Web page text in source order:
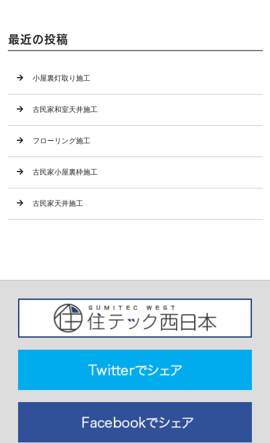
最近の投稿
小屋裏灯取り施工
古民家和室天井施工
フローリング施工
古民家小屋裏枠施工
古民家天井施工